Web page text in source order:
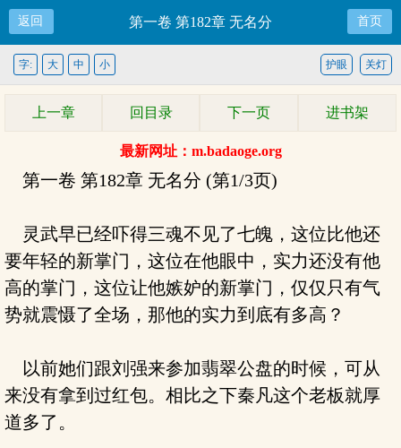
返回 第一卷 第182章 无名分 首页
关灯
护眼
字: 大 中 小
上一章 回目录 下一页 进书架
最新网址：m.badaoge.org
第一卷 第182章 无名分 (第1/3页)
灵武早已经吓得三魂不见了七魄，这位比他还
要年轻的新掌门，这位在他眼中，实力还没有他
高的掌门，这位让他嫉妒的新掌门，仅仅只有气
势就震慑了全场，那他的实力到底有多高？
以前她们跟刘强来参加翡翠公盘的时候，可从
来没有拿到过红包。相比之下秦凡这个老板就厚
道多了。